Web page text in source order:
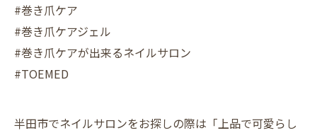
#巻き爪ケア
#巻き爪ケアジェル
#巻き爪ケアが出来るネイルサロン
#TOEMED
半田市でネイルサロンをお探しの際は「上品で可愛らし